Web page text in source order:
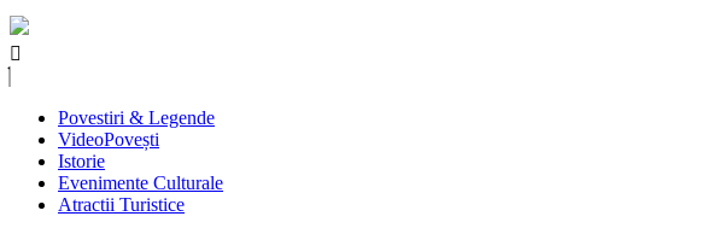
Povestiri & Legende
VideoPovești
Istorie
Evenimente Culturale
Atractii Turistice